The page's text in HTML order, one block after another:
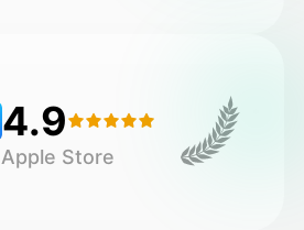
4.9
Apple Store